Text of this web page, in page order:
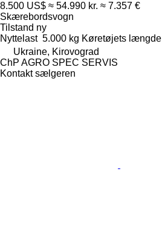
8.500 US$ ≈ 54.990 kr. ≈ 7.357 €
Skærebordsvogn
Tilstand ny
Nyttelast 5.000 kg Køretøjets længde
Ukraine, Kirovograd
ChP AGRO SPEC SERVIS
Kontakt sælgeren